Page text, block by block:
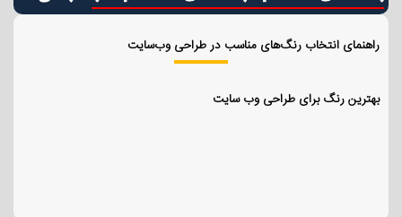
راهنمای انتخاب رنگ‌های مناسب در طراحی وب‌سایت
بهترین رنگ برای طراحی وب سایت